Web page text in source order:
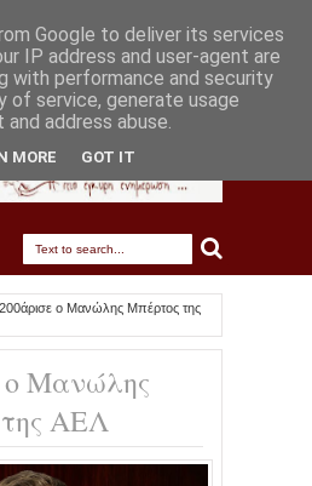
200άρισε ο Μανώλης Μπέρτος της
ο Μανώλης
ΑΕΛ
Google to deliver its services
IP address and user-agent are
with performance and security
of service, generate usage
address abuse.
MORE GOT IT